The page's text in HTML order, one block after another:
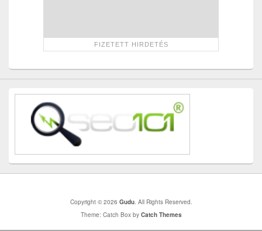
Copyright © 2026 Gudu. All Rights Reserved.
Theme: Catch Box by Catch Themes